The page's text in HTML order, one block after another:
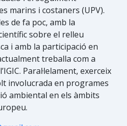
marins i costaners (UPV).
de fa poc, amb la
sobre el relleu
i amb la participació en
treballa com a
Paral·lelament, exerceix
involucrada en programes
ambiental en els àmbits